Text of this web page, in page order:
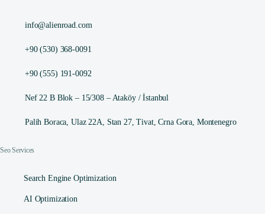
info@alienroad.com
+90 (530) 368-0091
+90 (555) 191-0092
Nef 22 B Blok – 15/308 – Ataköy / İstanbul
Palih Boraca, Ulaz 22A, Stan 27, Tivat, Crna Gora, Montenegro
Seo Services
Search Engine Optimization
AI Optimization